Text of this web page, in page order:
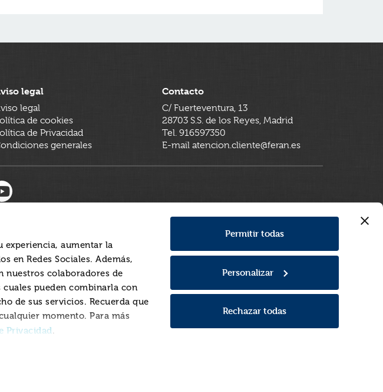
experiencia, aumentar la
en Redes Sociales. Además,
nuestros colaboradores de
cuales pueden combinarla con
de sus servicios. Recuerda que
momento. Para más
Privacidad.
Permitir todas
Personalizar
Rechazar todas
legal
legal
de cookies
de Privacidad
generales
Contacto
C/ Fuerteventura, 13
28703 S.S. de los Reyes, Madrid
Tel. 916597350
E-mail atencion.cliente@feran.es